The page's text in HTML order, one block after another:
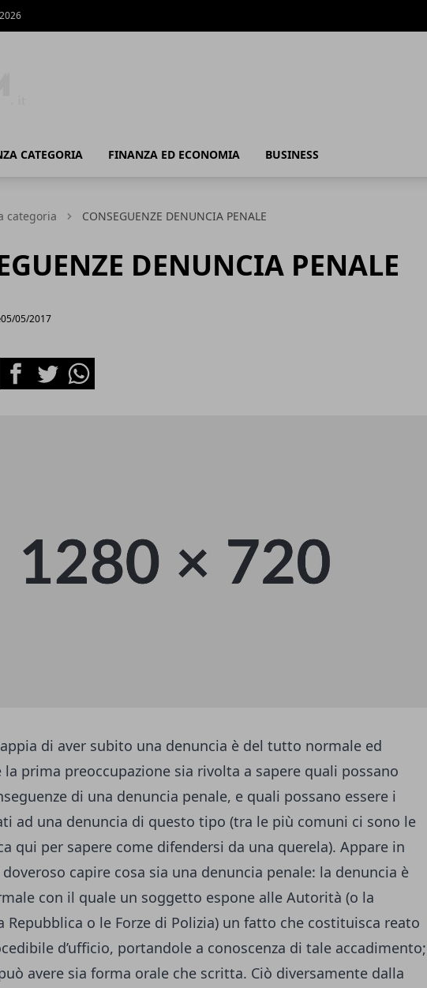
CATEGORIA FINANZA ED ECONOMIA BUSINESS
categoria CONSEGUENZE DENUNCIA PENALE
DENUNCIA PENALE
05/05/2017
FacebookTwitterWhatsapp
di aver subito una denuncia è del tutto normale ed
la prima preoccupazione sia rivolta a sapere quali possano
di una denuncia penale, e quali possano essere i
ad una denuncia di questo tipo (tra le più comuni ci sono le
qui per sapere come difendersi da una querela). Appare in
capire cosa sia una denuncia penale: la denuncia è
con il quale un soggetto espone alle Autorità (o la
Repubblica o le Forze di Polizia) un fatto che costituisca reato
d’ufficio, portandole a conoscenza di tale accadimento;
avere sia forma orale che scritta. Ciò diversamente dalla